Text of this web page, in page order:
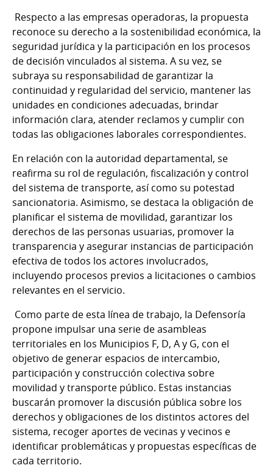
Respecto a las empresas operadoras, la propuesta
reconoce su derecho a la sostenibilidad económica, la
seguridad jurídica y la participación en los procesos
de decisión vinculados al sistema. A su vez, se
subraya su responsabilidad de garantizar la
continuidad y regularidad del servicio, mantener las
unidades en condiciones adecuadas, brindar
información clara, atender reclamos y cumplir con
todas las obligaciones laborales correspondientes.
En relación con la autoridad departamental, se
reafirma su rol de regulación, fiscalización y control
del sistema de transporte, así como su potestad
sancionatoria. Asimismo, se destaca la obligación de
planificar el sistema de movilidad, garantizar los
derechos de las personas usuarias, promover la
transparencia y asegurar instancias de participación
efectiva de todos los actores involucrados,
incluyendo procesos previos a licitaciones o cambios
relevantes en el servicio.
Como parte de esta línea de trabajo, la Defensoría
propone impulsar una serie de asambleas
territoriales en los Municipios F, D, A y G, con el
objetivo de generar espacios de intercambio,
participación y construcción colectiva sobre
movilidad y transporte público. Estas instancias
buscarán promover la discusión pública sobre los
derechos y obligaciones de los distintos actores del
sistema, recoger aportes de vecinas y vecinos e
identificar problemáticas y propuestas específicas de
cada territorio.